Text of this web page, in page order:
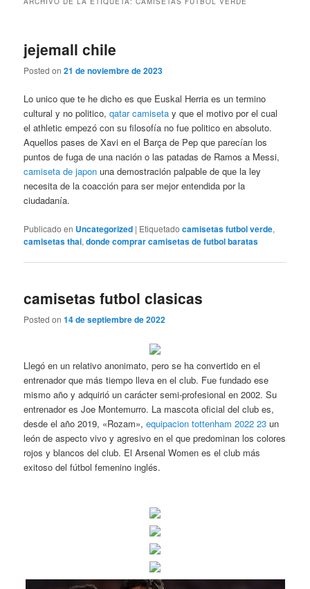
jejemall chile
Posted on21 de noviembre de 2023
Lo unico que te he dicho es que Euskal Herria es un termino
cultural y no politico,qatar camiseta y que el motivo por el cual
el athletic empezó con su filosofía no fue politico en absoluto.
Aquellos pases de Xavi en el Barça de Pep que parecían los
puntos de fuga de una nación o las patadas de Ramos a Messi,
camiseta de japon una demostración palpable de que la ley
necesita de la coacción para ser mejor entendida por la
ciudadanía.
Publicado en Uncategorized | Etiquetado camisetas futbol verde,
camisetas thai,donde comprar camisetas de futbol baratas
camisetas futbol clasicas
Posted on14 de septiembre de 2022
Llegó en un relativo anonimato, pero se ha convertido en el
entrenador que más tiempo lleva en el club. Fue fundado ese
mismo año y adquirió un carácter semi-profesional en 2002. Su
entrenador es Joe Montemurro. La mascota oficial del club es,
desde el año 2019, «Rozam»,equipacion tottenham 2022 23 un
león de aspecto vivo y agresivo en el que predominan los colores
rojos y blancos del club. El Arsenal Women es el club más
exitoso del fútbol femenino inglés.